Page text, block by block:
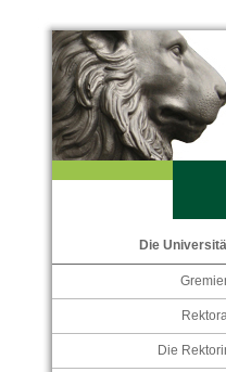
Die
Die